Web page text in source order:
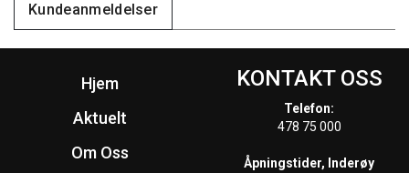
Kundeanmeldelser
Hjem
Aktuelt
Om Oss
KONTAKT OSS
Telefon:
478 75 000
Åpningstider, Inderøy